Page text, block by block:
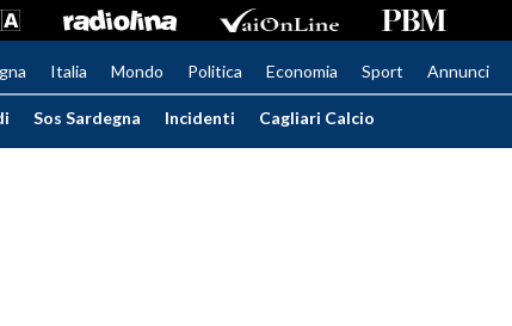
Italia Mondo Politica Economia Sport Annunci
Sos Sardegna Incidenti Cagliari Calcio